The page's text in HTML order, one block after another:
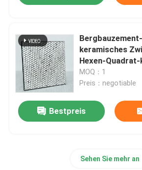
keramisches
Hexen-
Abnutzungs-
MOQ：1
Preis：negotiable
Bestpreis
Sehen Sie mehr an